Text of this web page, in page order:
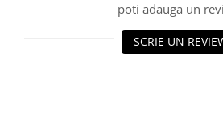
poti adauga un
SCRIE UN